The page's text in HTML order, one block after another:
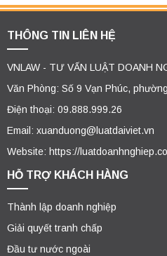
THÔNG TIN LIÊN HỆ
VNLAW - TƯ VẤN LUẬT DOANH
Văn Phòng: Số 9 Vạn Phúc,
Điện thoại: 09.888.999.26
Email: xuanduong@luatdaiviet.vn
Website: https://
HỖ TRỢ KHÁCH HÀNG
Thành lập doanh nghiệp
Giải quyết tranh chấp
Đầu tư nước ngoài